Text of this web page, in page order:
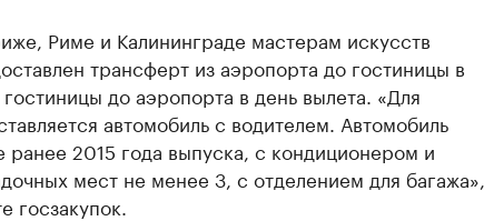
Риме и Калининграде мастерам искусств
трансферт из аэропорта до гостиницы в
до аэропорта в день вылета. «Для
автомобиль с водителем. Автомобиль
ранее 2015 года выпуска, с кондиционером и
мест не менее 3, с отделением для
госзакупок.